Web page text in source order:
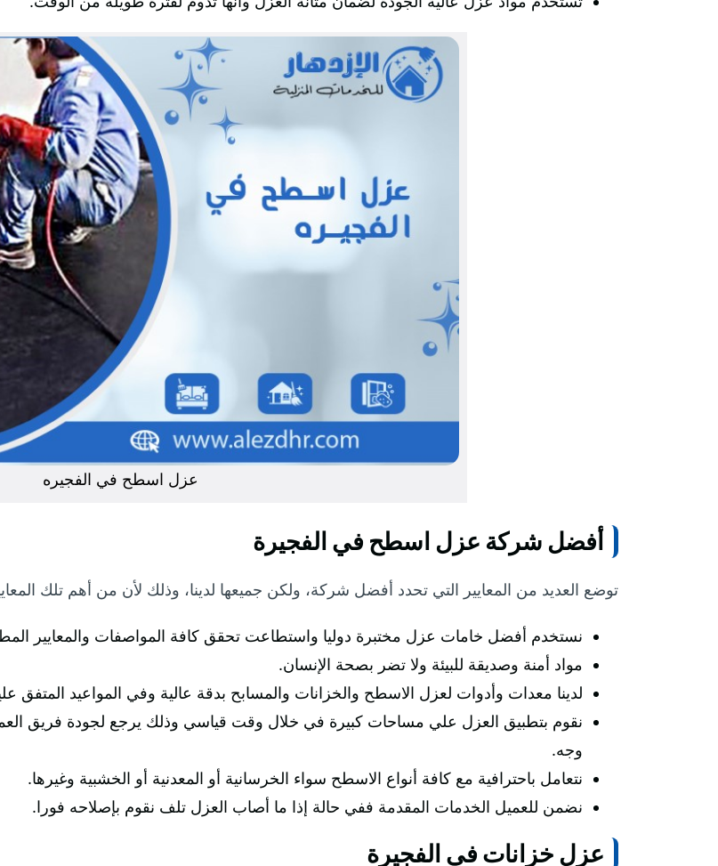
عزل اسطح في الفجيره
أفضل شركة عزل اسطح في الفجيرة
توضع العديد من المعايير التي تحدد أفضل شركة، ولكن جميعها لدينا، وذلك لأن من أهم تلك
نستخدم أفضل خامات عزل مختبرة دوليا واستطاعت تحقق كافة المواصفات والمعايير
مواد أمنة وصديقة للبيئة ولا تضر بصحة الإنسان.
لدينا معدات وأدوات لعزل الاسطح والخزانات والمسابح بدقة عالية وفي المواعيد المتفق
نقوم بتطبيق العزل علي مساحات كبيرة في خلال وقت قياسي وذلك يرجع لجودة فريق
وجه.
نتعامل باحترافية مع كافة أنواع الاسطح سواء الخرسانية أو المعدنية أو الخشبية وغيرها.
نضمن للعميل الخدمات المقدمة ففي حالة إذا ما أصاب العزل تلف نقوم بإصلاحه فورا.
عزل خزانات في الفجيرة